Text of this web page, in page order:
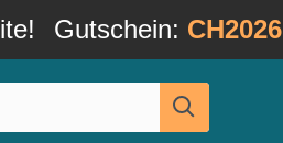
Gutschein: CH2026